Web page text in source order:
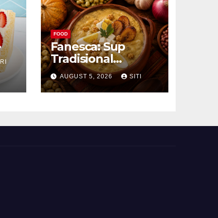
FOOD
Fanesca: Sup
Tradisional
Ekuador yang
Kaya Bahan dan
Rasa
AUGUST 5, 2026 SITI